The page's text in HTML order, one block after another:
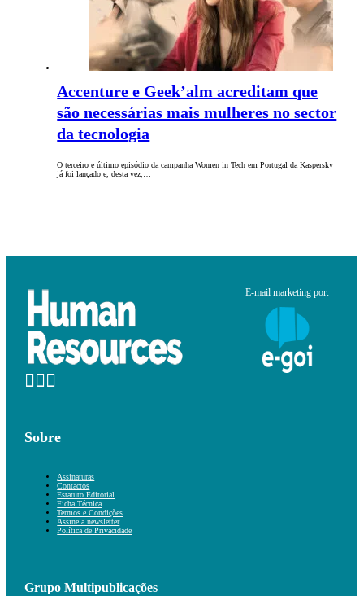
Accenture e Geek’alm acreditam que
são necessárias mais mulheres no sector
da tecnologia
O terceiro e último episódio da campanha Women in Tech em Portugal da Kaspersky
já foi lançado e, desta vez,…
E-mail marketing por:
Sobre
Assinaturas
Contactos
Estatuto Editorial
Ficha Técnica
Termos e Condições
Assine a newsletter
Política de Privacidade
Grupo Multipublicações